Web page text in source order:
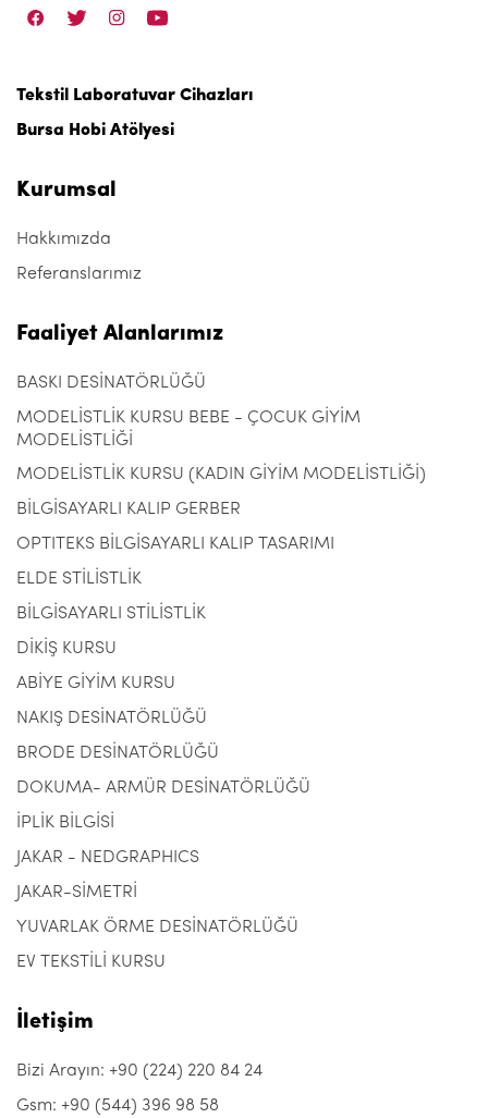
Tekstil Laboratuvar Cihazları
Bursa Hobi Atölyesi
Kurumsal
Hakkımızda
Referanslarımız
Faaliyet Alanlarımız
BASKI DESİNATÖRLÜĞÜ
MODELİSTLİK KURSU BEBE - ÇOCUK GİYİM
MODELİSTLİĞİ
MODELİSTLİK KURSU (KADIN GİYİM MODELİSTLİĞİ)
BİLGİSAYARLI KALIP GERBER
OPTITEKS BİLGİSAYARLI KALIP TASARIMI
ELDE STİLİSTLİK
BİLGİSAYARLI STİLİSTLİK
DİKİŞ KURSU
ABİYE GİYİM KURSU
NAKIŞ DESİNATÖRLÜĞÜ
BRODE DESİNATÖRLÜĞÜ
DOKUMA- ARMÜR DESİNATÖRLÜĞÜ
İPLİK BİLGİSİ
JAKAR - NEDGRAPHICS
JAKAR-SİMETRİ
YUVARLAK ÖRME DESİNATÖRLÜĞÜ
EV TEKSTİLİ KURSU
İletişim
Bizi Arayın: +90 (224) 220 84 24
Gsm: +90 (544) 396 98 58